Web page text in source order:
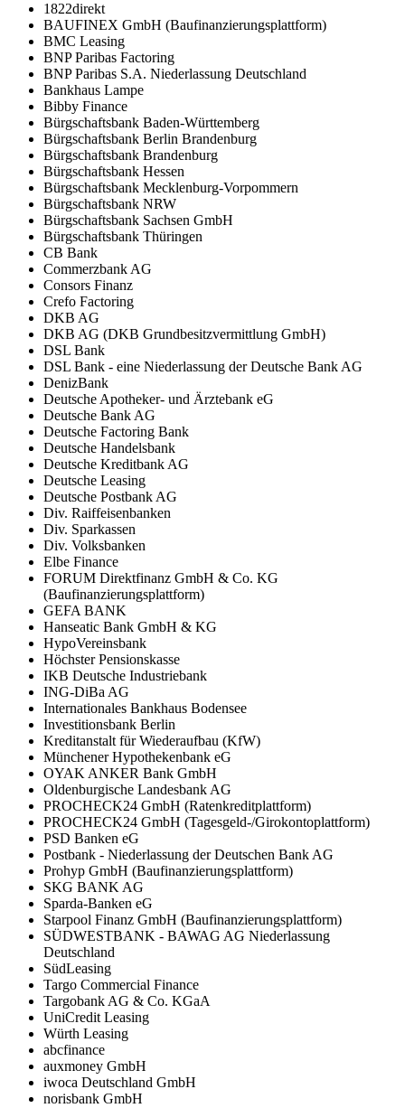
1822direkt
BAUFINEX GmbH (Baufinanzierungsplattform)
BMC Leasing
BNP Paribas Factoring
BNP Paribas S.A. Niederlassung Deutschland
Bankhaus Lampe
Bibby Finance
Bürgschaftsbank Baden-Württemberg
Bürgschaftsbank Berlin Brandenburg
Bürgschaftsbank Brandenburg
Bürgschaftsbank Hessen
Bürgschaftsbank Mecklenburg-Vorpommern
Bürgschaftsbank NRW
Bürgschaftsbank Sachsen GmbH
Bürgschaftsbank Thüringen
CB Bank
Commerzbank AG
Consors Finanz
Crefo Factoring
DKB AG
DKB AG (DKB Grundbesitzvermittlung GmbH)
DSL Bank
DSL Bank - eine Niederlassung der Deutsche Bank AG
DenizBank
Deutsche Apotheker- und Ärztebank eG
Deutsche Bank AG
Deutsche Factoring Bank
Deutsche Handelsbank
Deutsche Kreditbank AG
Deutsche Leasing
Deutsche Postbank AG
Div. Raiffeisenbanken
Div. Sparkassen
Div. Volksbanken
Elbe Finance
FORUM Direktfinanz GmbH & Co. KG
(Baufinanzierungsplattform)
GEFA BANK
Hanseatic Bank GmbH & KG
HypoVereinsbank
Höchster Pensionskasse
IKB Deutsche Industriebank
ING-DiBa AG
Internationales Bankhaus Bodensee
Investitionsbank Berlin
Kreditanstalt für Wiederaufbau (KfW)
Münchener Hypothekenbank eG
OYAK ANKER Bank GmbH
Oldenburgische Landesbank AG
PROCHECK24 GmbH (Ratenkreditplattform)
PROCHECK24 GmbH (Tagesgeld-/Girokontoplattform)
PSD Banken eG
Postbank - Niederlassung der Deutschen Bank AG
Prohyp GmbH (Baufinanzierungsplattform)
SKG BANK AG
Sparda-Banken eG
Starpool Finanz GmbH (Baufinanzierungsplattform)
SÜDWESTBANK - BAWAG AG Niederlassung
Deutschland
SüdLeasing
Targo Commercial Finance
Targobank AG & Co. KGaA
UniCredit Leasing
Würth Leasing
abcfinance
auxmoney GmbH
iwoca Deutschland GmbH
norisbank GmbH